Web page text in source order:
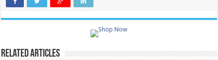
Related Articles